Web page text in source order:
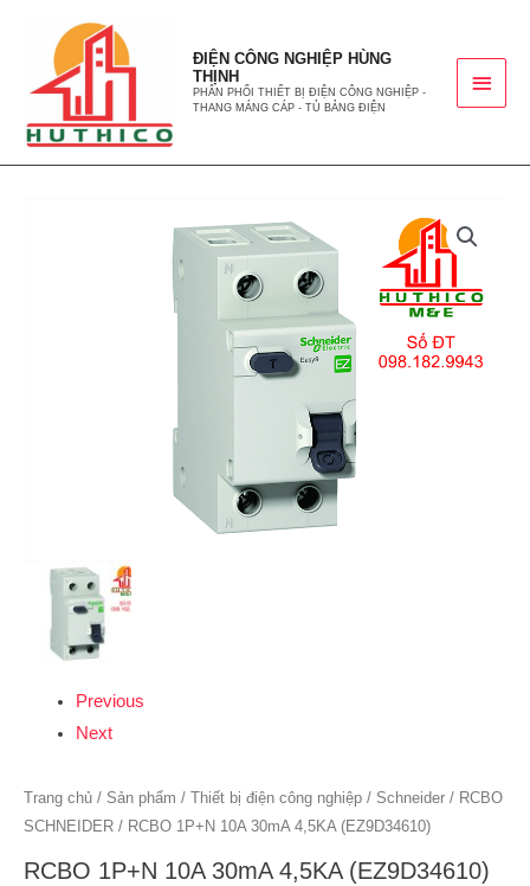
ĐIỆN CÔNG NGHIỆP HÙNG
THỊNH
PHÂN PHỐI THIẾT BỊ ĐIỆN CÔNG NGHIỆP -
THANG MÁNG CÁP - TỦ BẢNG ĐIỆN
Previous
Next
Trang chủ / Sản phẩm / Thiết bị điện công nghiệp / Schneider / RCBO
SCHNEIDER / RCBO 1P+N 10A 30mA 4,5KA (EZ9D34610)
RCBO 1P+N 10A 30mA 4,5KA (EZ9D34610)